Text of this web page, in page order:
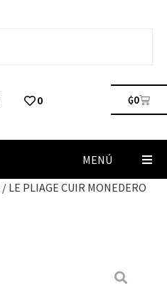
0 ₲0
MENÚ
/ LE PLIAGE CUIR MONEDERO